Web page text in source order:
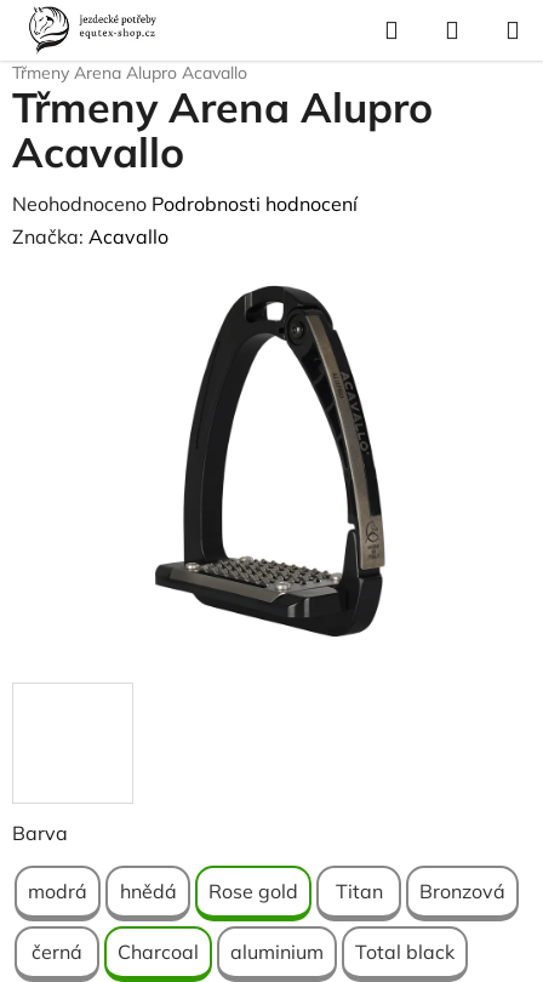
Přejít
obsah
Hledat
KOŠÍK
Domů
Pro koně
Třmeny Arena Alupro Acavallo
Barva
modrá hnědá Rose gold Titan Bronzová
černá Charcoal aluminium Total black
Třmeny Arena Alupro
Acavallo
Průměrné
hodnocení
Neohodnoceno Podrobnosti hodnocení
Značka: Acavallo